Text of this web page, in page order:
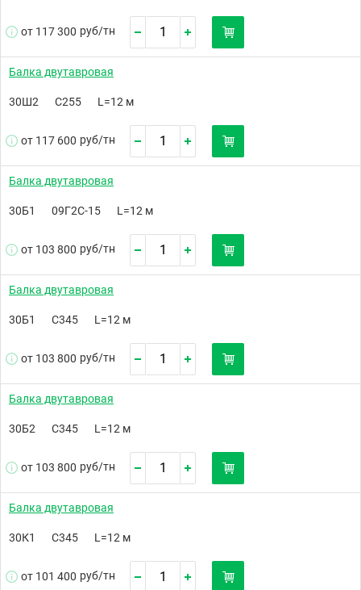
от 117 300 руб/тн
Балка двутавровая
30Ш2 С255 L=12 м
от 117 600 руб/тн
Балка двутавровая
30Б1 09Г2С-15 L=12 м
от 103 800 руб/тн
Балка двутавровая
30Б1 С345 L=12 м
от 103 800 руб/тн
Балка двутавровая
30Б2 С345 L=12 м
от 103 800 руб/тн
Балка двутавровая
30К1 С345 L=12 м
от 101 400 руб/тн